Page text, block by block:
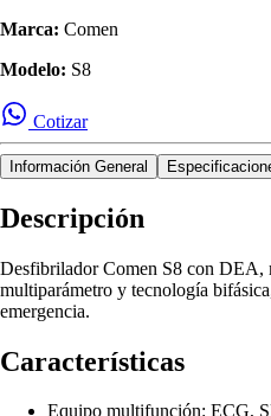
Marca: Comen
Modelo: S8
Cotizar
Información General
Descripción
Desfibrilador Comen S8 con DEA,
multiparámetro y tecnología
emergencia.
Características
Equipo multifunción: ECG,